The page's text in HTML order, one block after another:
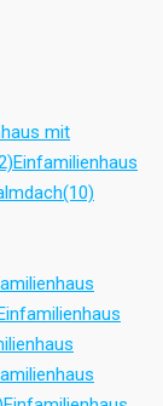
mit
Einfamilienhaus
(10)